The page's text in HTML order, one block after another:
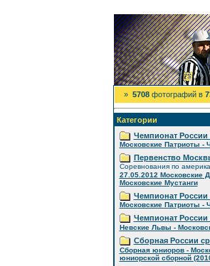
» 5708фотографий в
Категории
Чемпионат России
Московские Патриоты -
Первенство
Соревнования по
27.05.2012 Московские
Московские Мустанги
Чемпионат России
Московские Патриоты -
Чемпионат России
Невские Львы -
Сборная России
Сборная юниоров -
юниорской сборной